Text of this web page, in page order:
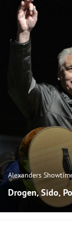
Alexanders
Drogen, Sido,